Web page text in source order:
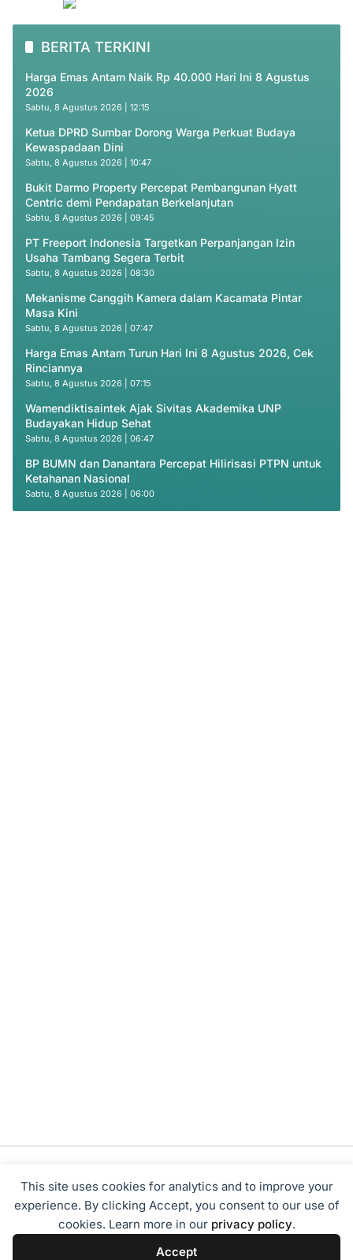
This site uses cookies for analytics and to improve your
experience. By clicking Accept, you consent to our use of
cookies. Learn more in our privacy policy.
Accept
BERITA TERKINI
Harga Emas Antam Naik Rp 40.000 Hari Ini 8 Agustus
2026
Sabtu, 8 Agustus 2026 | 12:15
Ketua DPRD Sumbar Dorong Warga Perkuat Budaya
Kewaspadaan Dini
Sabtu, 8 Agustus 2026 | 10:47
Bukit Darmo Property Percepat Pembangunan Hyatt
Centric demi Pendapatan Berkelanjutan
Sabtu, 8 Agustus 2026 | 09:45
PT Freeport Indonesia Targetkan Perpanjangan Izin
Usaha Tambang Segera Terbit
Sabtu, 8 Agustus 2026 | 08:30
Mekanisme Canggih Kamera dalam Kacamata Pintar
Masa Kini
Sabtu, 8 Agustus 2026 | 07:47
Harga Emas Antam Turun Hari Ini 8 Agustus 2026, Cek
Rinciannya
Sabtu, 8 Agustus 2026 | 07:15
Wamendiktisaintek Ajak Sivitas Akademika UNP
Budayakan Hidup Sehat
Sabtu, 8 Agustus 2026 | 06:47
BP BUMN dan Danantara Percepat Hilirisasi PTPN untuk
Ketahanan Nasional
Sabtu, 8 Agustus 2026 | 06:00
Tentang Kami Redaksi Disclaimer
Privacy Policy
Pedoman Media Siber